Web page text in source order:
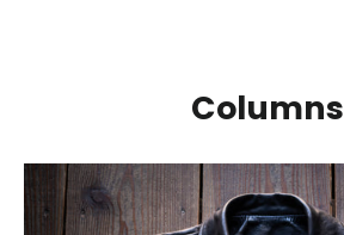
Columns